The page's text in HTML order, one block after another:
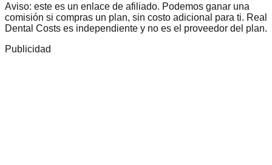
Aviso: este es un enlace de afiliado. Podemos ganar una
comisión si compras un plan, sin costo adicional para ti. Real
Dental Costs es independiente y no es el proveedor del plan.
Publicidad